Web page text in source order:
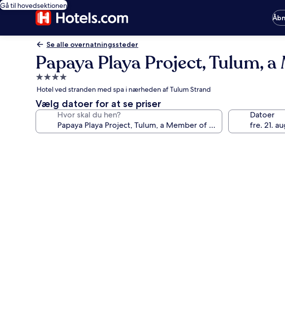
Gå til hovedsektionen
Se alle overnatningssteder
Papaya Playa Project, Tulum,
4.0-
stjernet
overnatningssted
Hotel ved stranden med spa i nærheden af Tulum Strand
Vælg datoer for at se priser
Hvor skal du hen? Datoer